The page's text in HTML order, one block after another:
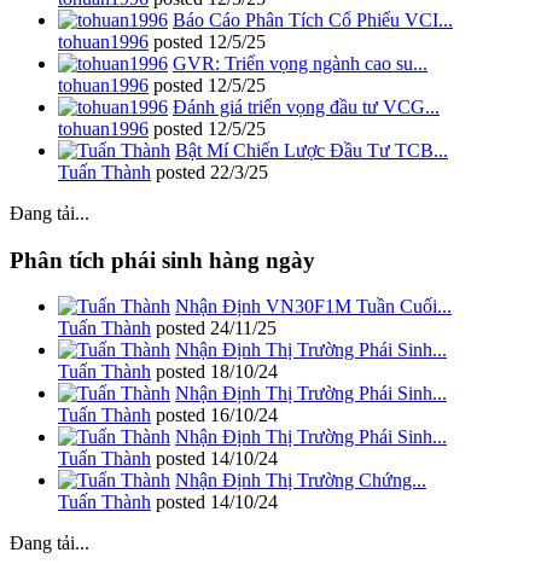
Báo Cáo Phân Tích Cổ Phiếu VCI...
tohuan1996 posted 12/5/25
GVR: Triển vọng ngành cao su...
tohuan1996 posted 12/5/25
Đánh giá triển vọng đầu tư VCG...
tohuan1996 posted 12/5/25
Bật Mí Chiến Lược Đầu Tư TCB...
Tuấn Thành posted 22/3/25
Đang tải...
Phân tích phái sinh hàng ngày
Nhận Định VN30F1M Tuần Cuối...
Tuấn Thành posted 24/11/25
Nhận Định Thị Trường Phái Sinh...
Tuấn Thành posted 18/10/24
Nhận Định Thị Trường Phái Sinh...
Tuấn Thành posted 16/10/24
Nhận Định Thị Trường Phái Sinh...
Tuấn Thành posted 14/10/24
Nhận Định Thị Trường Chứng...
Tuấn Thành posted 14/10/24
Đang tải...